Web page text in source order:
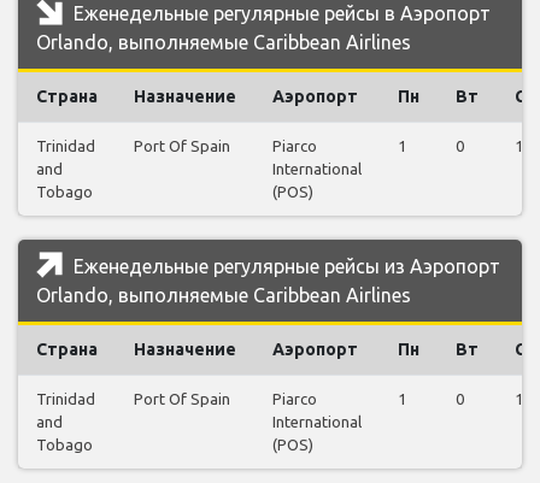
Еженедельные регулярные рейсы в Аэропорт
Orlando, выполняемые Caribbean Airlines
Страна Назначение Аэропорт Пн Вт Ср
Trinidad
and
Tobago
Port Of Spain
Piarco
International
(POS)
1 0 1
Еженедельные регулярные рейсы из Аэропорт
Orlando, выполняемые Caribbean Airlines
Страна Назначение Аэропорт Пн Вт Ср
Trinidad
and
Tobago
Port Of Spain
Piarco
International
(POS)
1 0 1